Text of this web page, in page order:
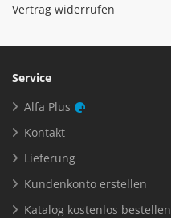
Vertrag widerrufen
Service
Alfa Plus
Kontakt
Lieferung
Kundenkonto erstellen
Katalog kostenlos bestellen